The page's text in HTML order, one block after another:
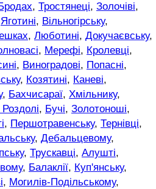
Бродах, Тростянеці, Золочіві,
Яготині, Вільногірську,
, Люботині, Докучаєвську,
, Мерефі, Кролевці,
, Виноградові, Попасні,
, Козятині, Каневі,
, Бахчисараї, Хмільнику,
, Бучі, Золотоноші,
, Першотравенську, Тернівці,
, Дебальцевому,
, Трускавці, Алушті,
, Балаклії, Куп'янську,
, Могилів-Подільському,